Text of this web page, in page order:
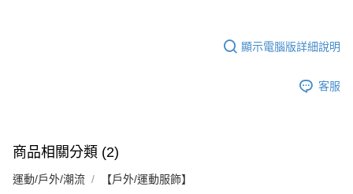
顯示電腦版詳細說明
客服
商品相關分類 (2)
運動/戶外/潮流 【戶外/運動服飾】